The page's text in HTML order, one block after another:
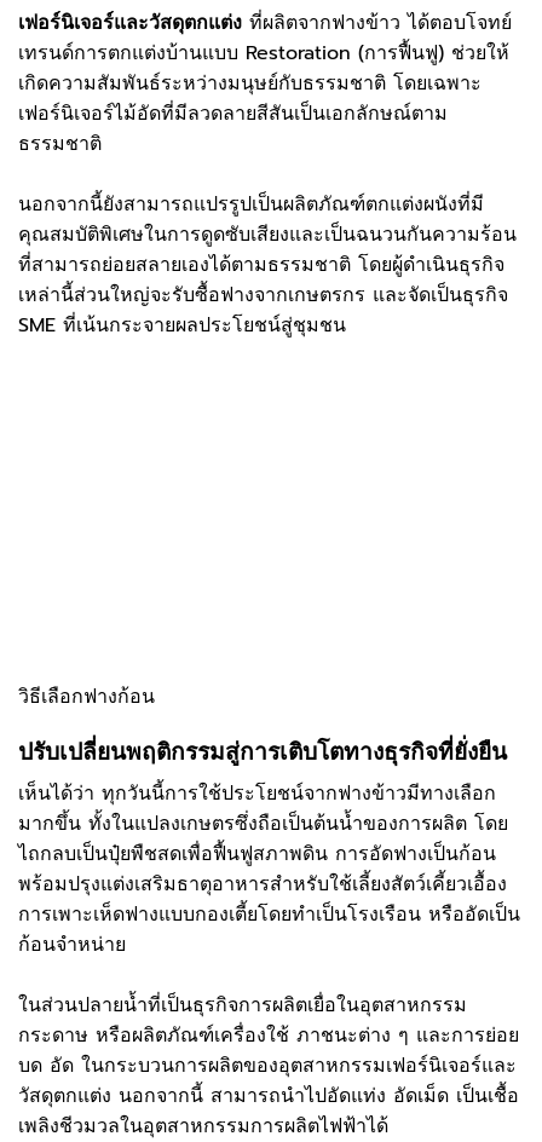
เฟอร์นิเจอร์และวัสดุตกแต่ง ที่ผลิตจากฟางข้าว ได้ตอบโจทย์
เทรนด์การตกแต่งบ้านแบบ Restoration (การฟื้นฟู) ช่วยให้
เกิดความสัมพันธ์ระหว่างมนุษย์กับธรรมชาติ โดยเฉพาะ
เฟอร์นิเจอร์ไม้อัดที่มีลวดลายสีสันเป็นเอกลักษณ์ตาม
ธรรมชาติ
นอกจากนี้ยังสามารถแปรรูปเป็นผลิตภัณฑ์ตกแต่งผนังที่มี
คุณสมบัติพิเศษในการดูดซับเสียงและเป็นฉนวนกันความร้อน
ที่สามารถย่อยสลายเองได้ตามธรรมชาติ โดยผู้ดำเนินธุรกิจ
เหล่านี้ส่วนใหญ่จะรับซื้อฟางจากเกษตรกร และจัดเป็นธุรกิจ
SME ที่เน้นกระจายผลประโยชน์สู่ชุมชน
วิธีเลือกฟางก้อน
ปรับเปลี่ยนพฤติกรรมสู่การเติบโตทางธุรกิจที่ยั่งยืน
เห็นได้ว่า ทุกวันนี้การใช้ประโยชน์จากฟางข้าวมีทางเลือก
มากขึ้น ทั้งในแปลงเกษตรซึ่งถือเป็นต้นน้ำของการผลิต โดย
ไถกลบเป็นปุ๋ยพืชสดเพื่อฟื้นฟูสภาพดิน การอัดฟางเป็นก้อน
พร้อมปรุงแต่งเสริมธาตุอาหารสำหรับใช้เลี้ยงสัตว์เคี้ยวเอื้อง
การเพาะเห็ดฟางแบบกองเตี้ยโดยทำเป็นโรงเรือน หรืออัดเป็น
ก้อนจำหน่าย
ในส่วนปลายน้ำที่เป็นธุรกิจการผลิตเยื่อในอุตสาหกรรม
กระดาษ หรือผลิตภัณฑ์เครื่องใช้ ภาชนะต่าง ๆ และการย่อย
บด อัด ในกระบวนการผลิตของอุตสาหกรรมเฟอร์นิเจอร์และ
วัสดุตกแต่ง นอกจากนี้ สามารถนำไปอัดแท่ง อัดเม็ด เป็นเชื้อ
เพลิงชีวมวลในอุตสาหกรรมการผลิตไฟฟ้าได้